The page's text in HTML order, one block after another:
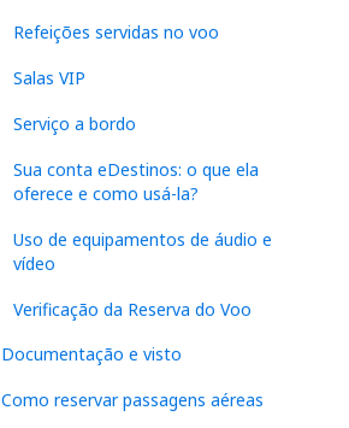
Refeições servidas no voo
Salas VIP
Serviço a bordo
Sua conta eDestinos: o que ela
oferece e como usá-la?
Uso de equipamentos de áudio e
vídeo
Verificação da Reserva do Voo
Documentação e visto
Como reservar passagens aéreas